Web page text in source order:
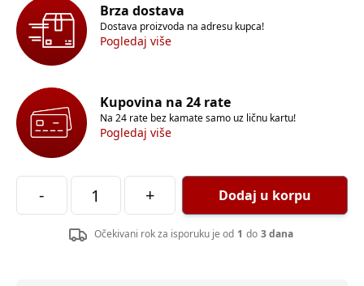
Brza dostava
Dostava proizvoda na adresu kupca!
Pogledaj više
Kupovina na 24 rate
Na 24 rate bez kamate samo uz ličnu kartu!
Pogledaj više
- + Dodaj u korpu
Očekivani rok za isporuku je od 1 do 3 dana